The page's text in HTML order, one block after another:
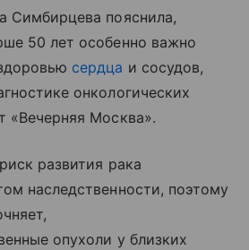
Симбирцева пояснила,
50 лет особенно важно
сердца и сосудов,
онкологических
«Вечерняя Москва».
развития рака
наследственности, поэтому
опухоли у близких